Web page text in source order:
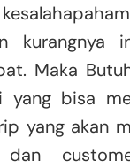
kurangnya
Maka
yang bisa
yang akan
dan